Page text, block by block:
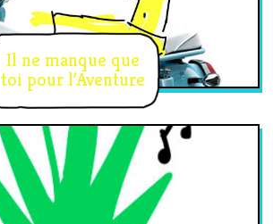
Il ne manque que
toi pour l’Aventure